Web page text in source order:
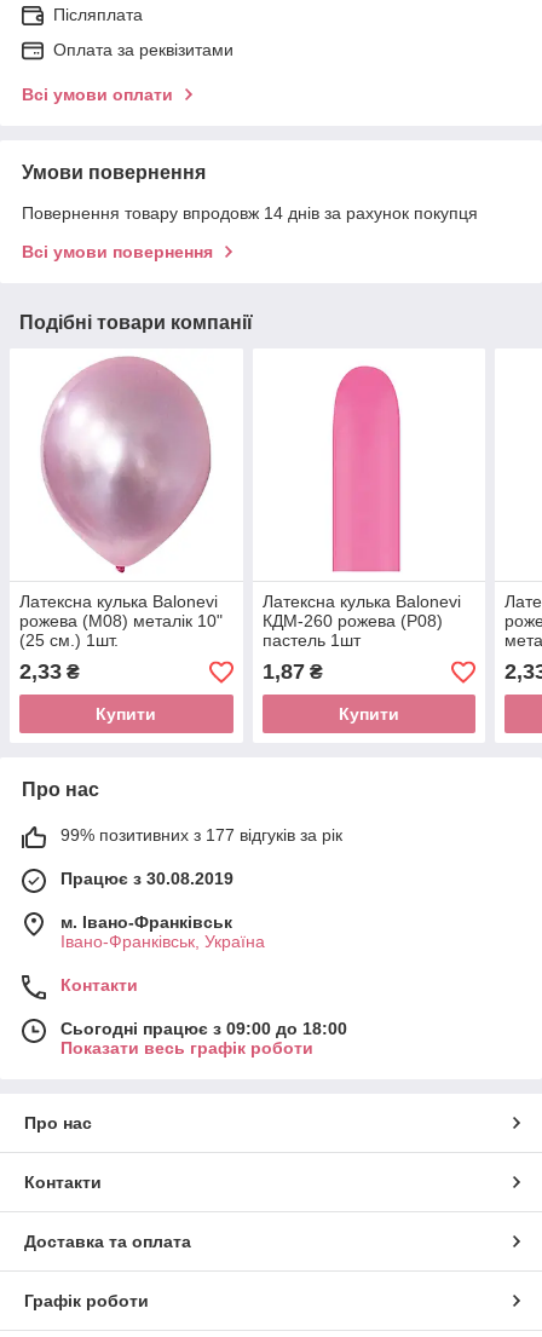
Післяплата
Оплата за реквізитами
Всі умови оплати
Умови повернення
Повернення товару впродовж 14 днів за рахунок покупця
Всі умови повернення
Подібні товари компанії
Латексна кулька Balonevi
рожева (M08) металік 10"
(25 см.) 1шт.
2,33 ₴
Купити
Латексна кулька Balonevi
КДМ-260 рожева (P08)
пастель 1шт
1,87₴
Купити
Про нас
99% позитивних з 177 відгуків за рік
Працює з 30.08.2019
м. Івано-Франківськ
Івано-Франківськ, Україна
Контакти
Сьогодні працює з 09:00 до 18:00
Показати весь графік роботи
Про нас
Контакти
Доставка та оплата
Графік роботи